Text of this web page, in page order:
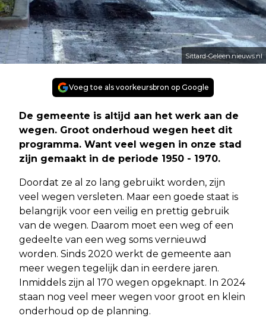
Sittard-Geleen.nieuws.nl
Voeg toe als voorkeursbron op Google
De gemeente is altijd aan het werk aan de
wegen. Groot onderhoud wegen heet dit
programma. Want veel wegen in onze stad
zijn gemaakt in de periode 1950 - 1970.
Doordat ze al zo lang gebruikt worden, zijn
veel wegen versleten. Maar een goede staat is
belangrijk voor een veilig en prettig gebruik
van de wegen. Daarom moet een weg of een
gedeelte van een weg soms vernieuwd
worden. Sinds 2020 werkt de gemeente aan
meer wegen tegelijk dan in eerdere jaren.
Inmiddels zijn al 170 wegen opgeknapt. In 2024
staan nog veel meer wegen voor groot en klein
onderhoud op de planning.